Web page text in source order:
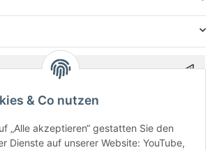
IhrerDatenschutzerklärung
& Co nutzen
„Alle akzeptieren“ gestatten Sie den
Dienste auf unserer Website: YouTube,